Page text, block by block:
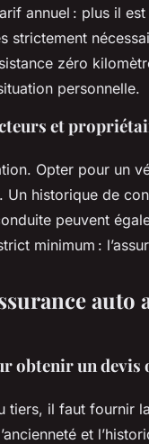
annuel : plus il
strictement
zéro
personnelle.
et
Opter pour un
Un historique de
peuvent
minimum :
auto
obtenir un devis
tiers, il faut fournir
et